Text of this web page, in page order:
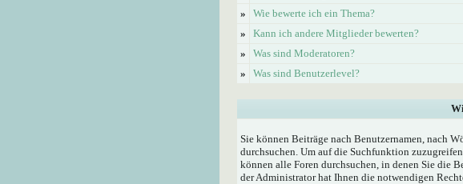
»
Wie bewerte ich ein Thema?
»
Kann ich andere Mitglieder bewerten?
»
Was sind Moderatoren?
»
Was sind Benutzerlevel?
Sie können Beiträge nach Benutzernamen, nach
durchsuchen. Um auf die Suchfunktion
können alle Foren durchsuchen, in denen Sie die
der Administrator hat Ihnen die notwendigen